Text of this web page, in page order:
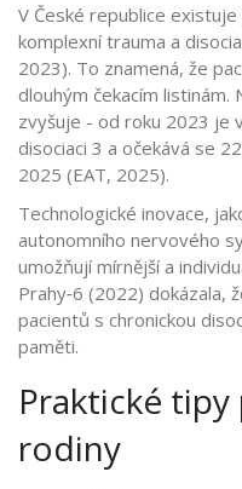
V České republice
komplexní trauma a
2023). To znamená, že
dlouhým čekacím
zvyšuje - od roku 2023 je
disociaci 3 a očekává se
2025 (EAT, 2025).
Technologické inovace,
autonomního nervového
umožňují mírnější a
Prahy‑6 (2022) dokázala,
pacientů s chronickou
paměti.
Praktické
rodiny